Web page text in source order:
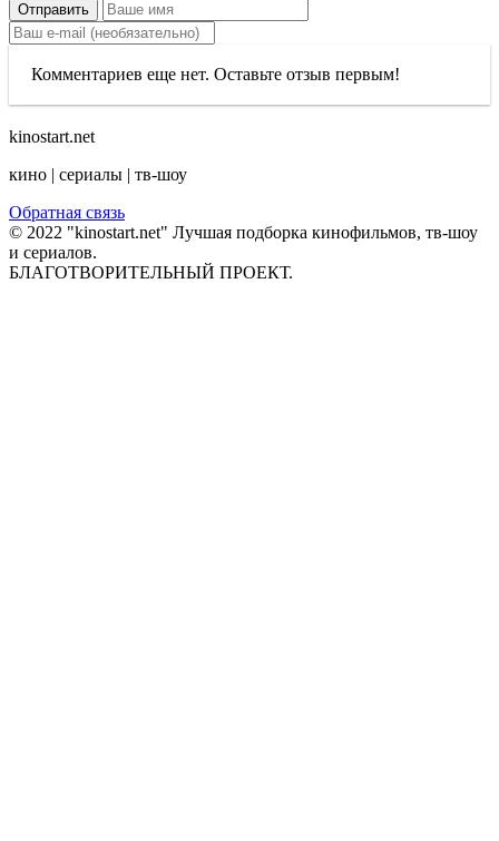
Отправить
Комментариев еще нет. Оставьте отзыв первым!
kinostart.net
кино | сериалы | тв-шоу
Обратная связь
© 2022 "kinostart.net" Лучшая подборка кинофильмов, тв-шоу
и сериалов.
БЛАГОТВОРИТЕЛЬНЫЙ ПРОЕКТ.